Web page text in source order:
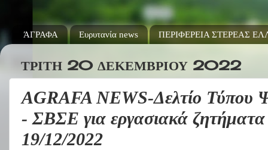
ΆΓΡΑΦΑ Ευρυτανία news ΠΕΡΙΦΕΡΕΙΑ ΣΤΕΡΕΑΣ
ΤΡΊΤΗ 20 ΔΕΚΕΜΒΡΊΟΥ 2022
AGRAFA NEWS-Δελτίο
- ΣΒΣΕ για εργασιακά
19/12/2022